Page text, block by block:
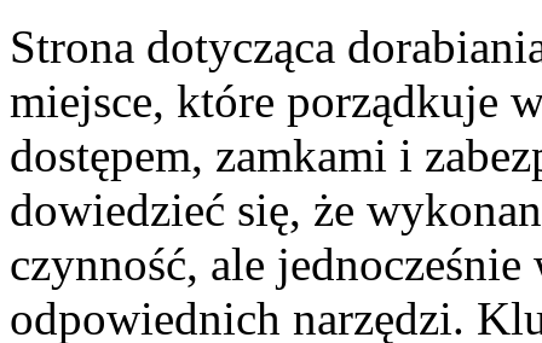
Strona dotycząca
miejsce, które porządkuje
dostępem, zamkami i
dowiedzieć się, że
czynność, ale
odpowiednich narzędzi.